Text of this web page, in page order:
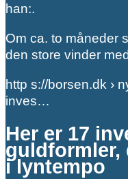
han:.
Om ca. to måneder
den store vinder
http s://borsen.dk ›
inves…
Her er 17
guldformler,
i lyntempo